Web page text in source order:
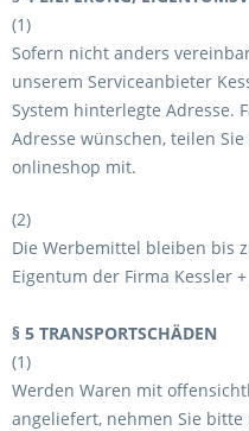
(1)
Sofern nicht anders
unserem Serviceanbieter
System hinterlegte Adresse.
Adresse wünschen, teilen
onlineshop mit.
(2)
Die Werbemittel bleiben bis
Eigentum der Firma Kessler
§ 5 TRANSPORTSCHÄDEN
(1)
Werden Waren mit
angeliefert, nehmen Sie